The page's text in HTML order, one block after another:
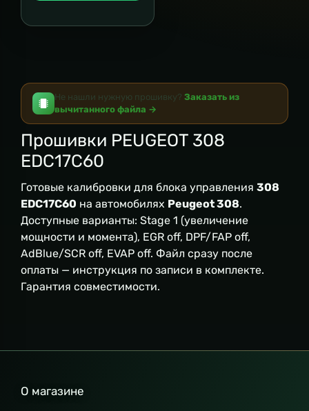
Не нашли нужную прошивку? Заказать из
вычитанного файла →
Прошивки PEUGEOT 308
EDC17C60
Готовые калибровки для блока управления 308
EDC17C60 на автомобилях Peugeot 308.
Доступные варианты: Stage 1 (увеличение
мощности и момента), EGR off, DPF/FAP off,
AdBlue/SCR off, EVAP off. Файл сразу после
оплаты — инструкция по записи в комплекте.
Гарантия совместимости.
О магазине